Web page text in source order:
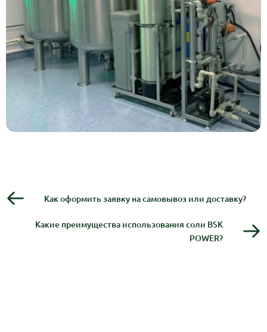
Как оформить заявку на самовывоз или доставку?
Какие преимущества использования соли BSK
POWER?